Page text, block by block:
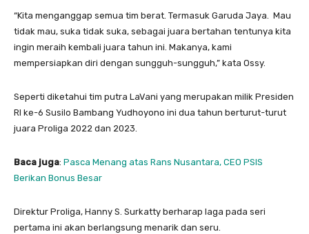
“Kita menganggap semua tim berat. Termasuk Garuda Jaya. Mau
tidak mau, suka tidak suka, sebagai juara bertahan tentunya kita
ingin meraih kembali juara tahun ini. Makanya, kami
mempersiapkan diri dengan sungguh-sungguh,” kata Ossy.
Seperti diketahui tim putra LaVani yang merupakan milik Presiden
RI ke-6 Susilo Bambang Yudhoyono ini dua tahun berturut-turut
juara Proliga 2022 dan 2023.
Baca juga: Pasca Menang atas Rans Nusantara, CEO PSIS
Berikan Bonus Besar
Direktur Proliga, Hanny S. Surkatty berharap laga pada seri
pertama ini akan berlangsung menarik dan seru.